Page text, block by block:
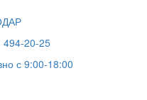
494-20-25
с 9:00-18:00